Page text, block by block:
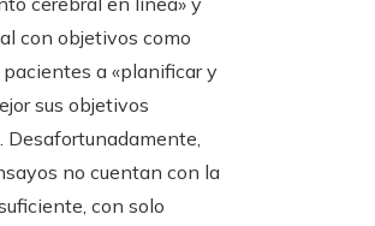
con objetivos como
a «planificar y
sus objetivos
Desafortunadamente,
no cuentan con la
con solo